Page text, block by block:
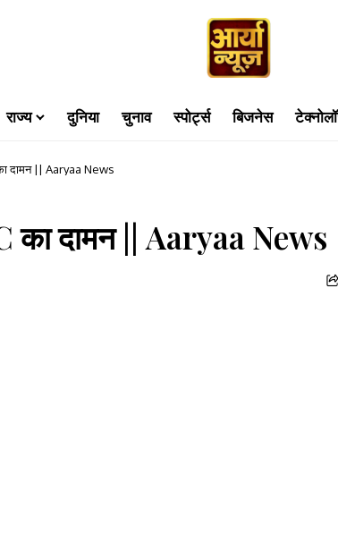
राज्य दुनिया चुनाव स्पोर्ट्स बिजनेस
TMC का दामन || Aaryaa News
का दामन || Aaryaa News